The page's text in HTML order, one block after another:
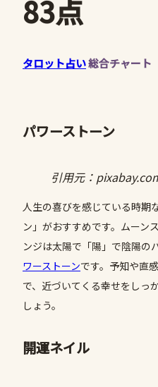
83点
タロット占い総合チャート
パワーストーン
引用元：
人生の喜びを感じている時期
ン」がおすすめです。ムーン
ンジは太陽で「陽」で陰陽の
ワーストーンです。予知や直
で、近づいてくる幸せをしっ
しょう。
開運ネイル